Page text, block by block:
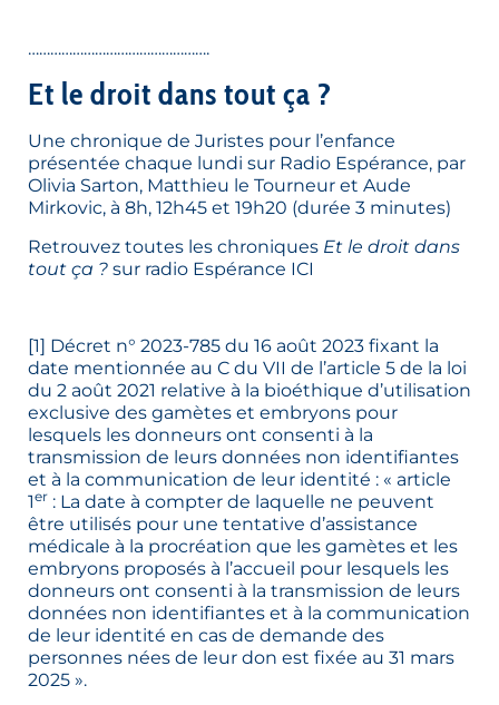
………………………………………….
Et le droit dans tout ça ?
Une chronique de Juristes pour l’enfance
présentée chaque lundi sur Radio Espérance, par
Olivia Sarton, Matthieu le Tourneur et Aude
Mirkovic, à 8h, 12h45 et 19h20 (durée 3 minutes)
Retrouvez toutes les chroniques Et le droit dans
tout ça ? sur radio Espérance ICI
[1] Décret n° 2023-785 du 16 août 2023 fixant la
date mentionnée au C du VII de l’article 5 de la loi
du 2 août 2021 relative à la bioéthique d’utilisation
exclusive des gamètes et embryons pour
lesquels les donneurs ont consenti à la
transmission de leurs données non identifiantes
et à la communication de leur identité : « article
1er : La date à compter de laquelle ne peuvent
être utilisés pour une tentative d’assistance
médicale à la procréation que les gamètes et les
embryons proposés à l’accueil pour lesquels les
donneurs ont consenti à la transmission de leurs
données non identifiantes et à la communication
de leur identité en cas de demande des
personnes nées de leur don est fixée au 31 mars
2025 ».